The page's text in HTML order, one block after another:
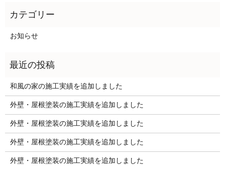
お知らせ
和風の家の施工実績を追加しました
外壁・屋根塗装の施工実績を追加しました
外壁・屋根塗装の施工実績を追加しました
外壁・屋根塗装の施工実績を追加しました
外壁・屋根塗装の施工実績を追加しました